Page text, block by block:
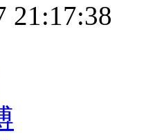
21:17:38